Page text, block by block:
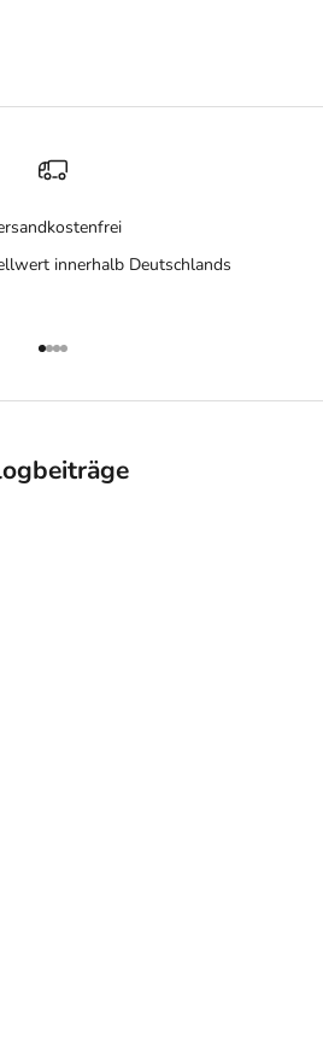
innerhalb Deutschlands
Gehe zu Element 1
Gehe zu Element 2
Gehe zu Element 3
Gehe zu Element 4